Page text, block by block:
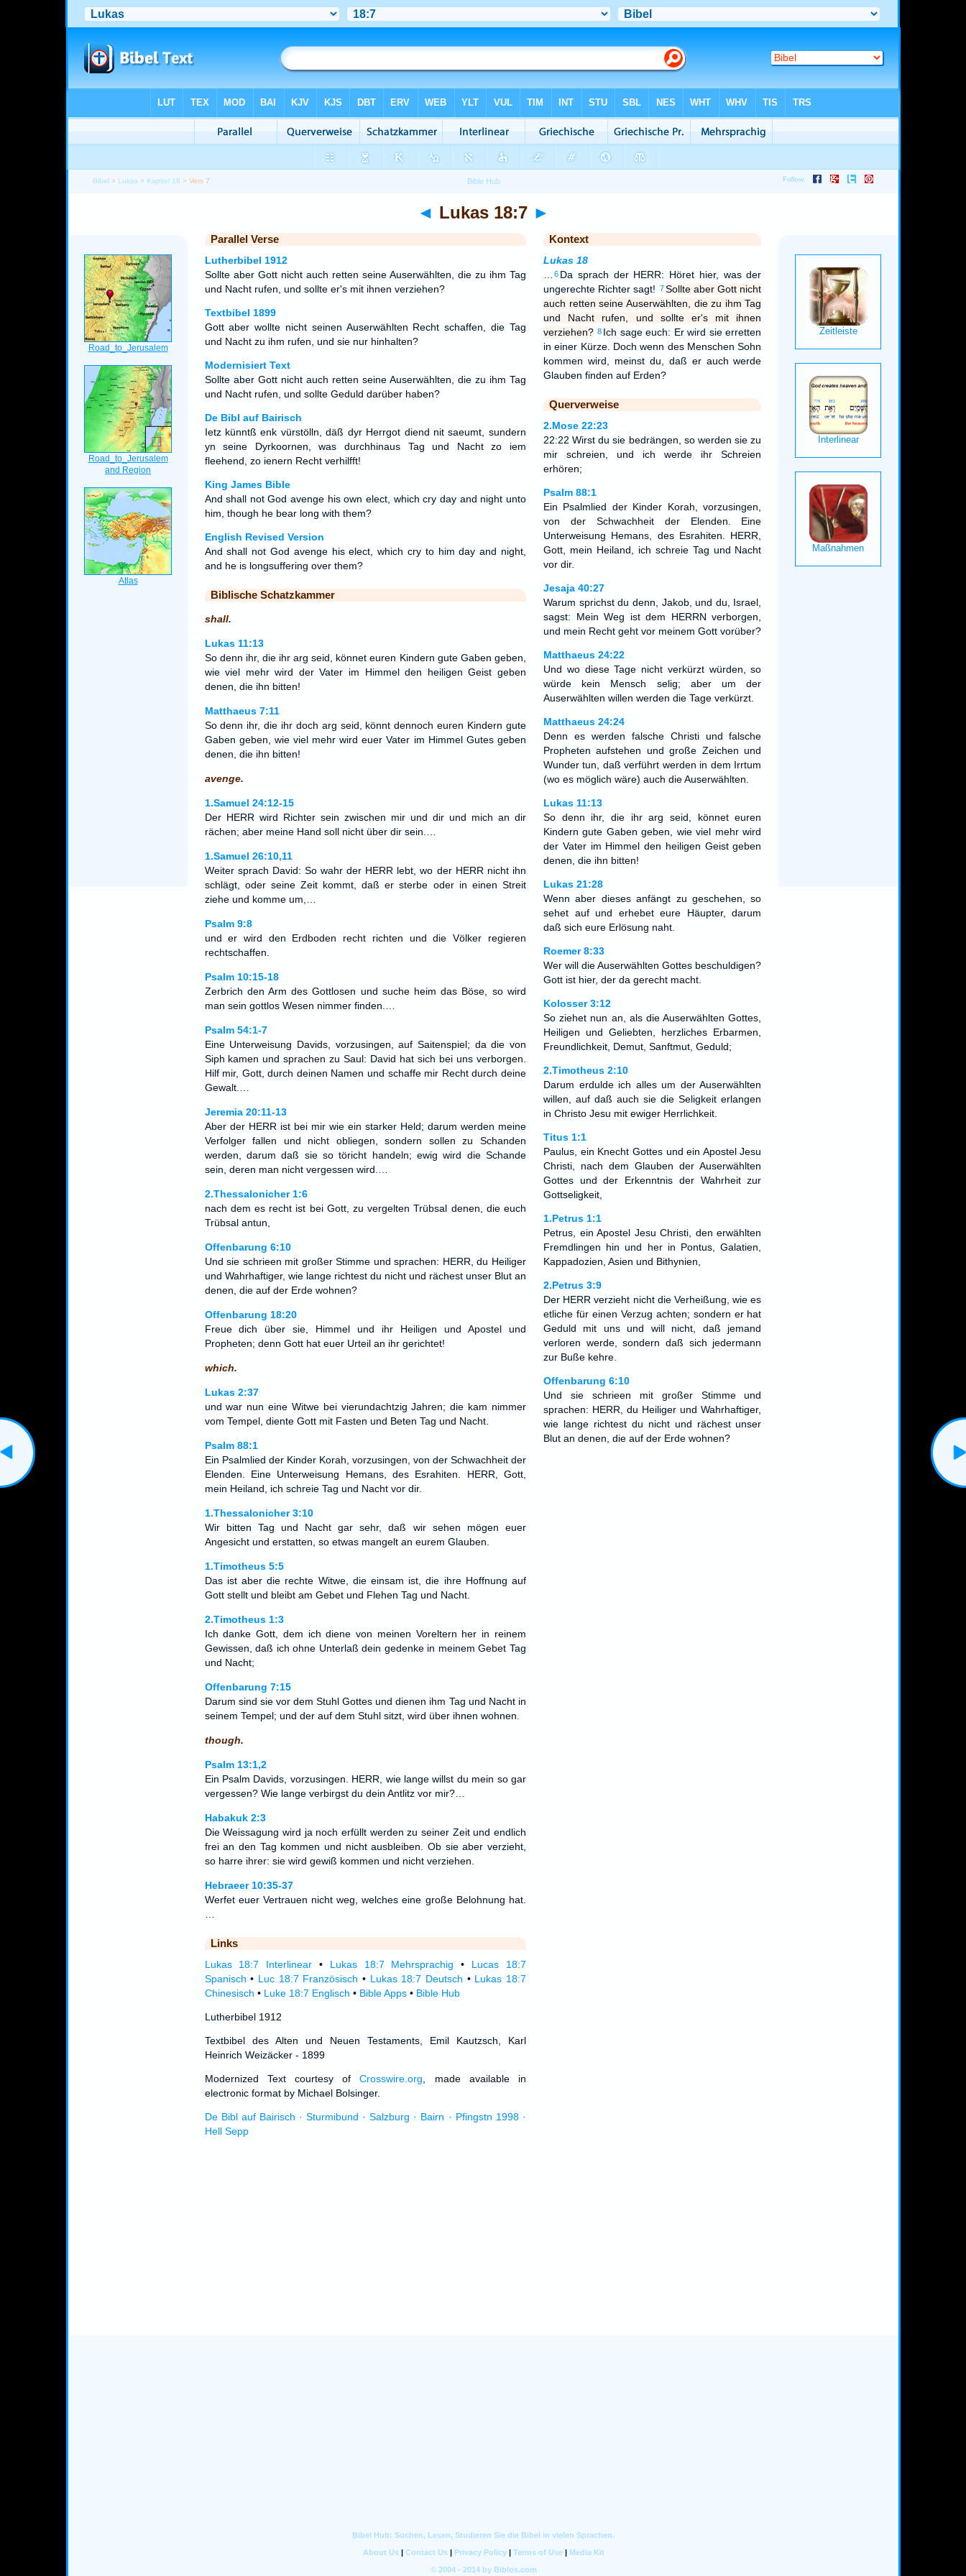
Bibel > Lukas > Kapitel 18 > Vers 7
◄ Lukas 18:7 ►
Parallel Verse
Lutherbibel 1912
Sollte aber Gott nicht auch retten seine Auserwählten, die zu ihm Tag
und Nacht rufen, und sollte er's mit ihnen verziehen?
Textbibel 1899
Gott aber wollte nicht seinen Auserwählten Recht schaffen, die Tag
und Nacht zu ihm rufen, und sie nur hinhalten?
Modernisiert Text
Sollte aber Gott nicht auch retten seine Auserwählten, die zu ihm Tag
und Nacht rufen, und sollte Geduld darüber haben?
De Bibl auf Bairisch
Ietz künntß enk vürstölln, däß dyr Herrgot diend nit saeumt, sundern
yn seine Dyrkoornen, was durchhinaus Tag und Nacht zo iem
fleehend, zo ienern Recht verhilfft!
King James Bible
And shall not God avenge his own elect, which cry day and night unto
him, though he bear long with them?
English Revised Version
And shall not God avenge his elect, which cry to him day and night,
and he is longsuffering over them?
Biblische Schatzkammer
shall.
Lukas 11:13
So denn ihr, die ihr arg seid, könnet euren Kindern gute Gaben geben,
wie viel mehr wird der Vater im Himmel den heiligen Geist geben
denen, die ihn bitten!
Matthaeus 7:11
So denn ihr, die ihr doch arg seid, könnt dennoch euren Kindern gute
Gaben geben, wie viel mehr wird euer Vater im Himmel Gutes geben
denen, die ihn bitten!
avenge.
1.Samuel 24:12-15
Der HERR wird Richter sein zwischen mir und dir und mich an dir
rächen; aber meine Hand soll nicht über dir sein.…
1.Samuel 26:10,11
Weiter sprach David: So wahr der HERR lebt, wo der HERR nicht ihn
schlägt, oder seine Zeit kommt, daß er sterbe oder in einen Streit
ziehe und komme um,…
Psalm 9:8
und er wird den Erdboden recht richten und die Völker regieren
rechtschaffen.
Psalm 10:15-18
Zerbrich den Arm des Gottlosen und suche heim das Böse, so wird
man sein gottlos Wesen nimmer finden.…
Psalm 54:1-7
Eine Unterweisung Davids, vorzusingen, auf Saitenspiel; da die von
Siph kamen und sprachen zu Saul: David hat sich bei uns verborgen.
Hilf mir, Gott, durch deinen Namen und schaffe mir Recht durch deine
Gewalt.…
Jeremia 20:11-13
Aber der HERR ist bei mir wie ein starker Held; darum werden meine
Verfolger fallen und nicht obliegen, sondern sollen zu Schanden
werden, darum daß sie so töricht handeln; ewig wird die Schande
sein, deren man nicht vergessen wird.…
2.Thessalonicher 1:6
nach dem es recht ist bei Gott, zu vergelten Trübsal denen, die euch
Trübsal antun,
Offenbarung 6:10
Und sie schrieen mit großer Stimme und sprachen: HERR, du Heiliger
und Wahrhaftiger, wie lange richtest du nicht und rächest unser Blut an
denen, die auf der Erde wohnen?
Offenbarung 18:20
Freue dich über sie, Himmel und ihr Heiligen und Apostel und
Propheten; denn Gott hat euer Urteil an ihr gerichtet!
which.
Lukas 2:37
und war nun eine Witwe bei vierundachtzig Jahren; die kam nimmer
vom Tempel, diente Gott mit Fasten und Beten Tag und Nacht.
Psalm 88:1
Ein Psalmlied der Kinder Korah, vorzusingen, von der Schwachheit der
Elenden. Eine Unterweisung Hemans, des Esrahiten. HERR, Gott,
mein Heiland, ich schreie Tag und Nacht vor dir.
1.Thessalonicher 3:10
Wir bitten Tag und Nacht gar sehr, daß wir sehen mögen euer
Angesicht und erstatten, so etwas mangelt an eurem Glauben.
1.Timotheus 5:5
Das ist aber die rechte Witwe, die einsam ist, die ihre Hoffnung auf
Gott stellt und bleibt am Gebet und Flehen Tag und Nacht.
2.Timotheus 1:3
Ich danke Gott, dem ich diene von meinen Voreltern her in reinem
Gewissen, daß ich ohne Unterlaß dein gedenke in meinem Gebet Tag
und Nacht;
Offenbarung 7:15
Darum sind sie vor dem Stuhl Gottes und dienen ihm Tag und Nacht in
seinem Tempel; und der auf dem Stuhl sitzt, wird über ihnen wohnen.
though.
Psalm 13:1,2
Ein Psalm Davids, vorzusingen. HERR, wie lange willst du mein so gar
vergessen? Wie lange verbirgst du dein Antlitz vor mir?…
Habakuk 2:3
Die Weissagung wird ja noch erfüllt werden zu seiner Zeit und endlich
frei an den Tag kommen und nicht ausbleiben. Ob sie aber verzieht,
so harre ihrer: sie wird gewiß kommen und nicht verziehen.
Hebraeer 10:35-37
Werfet euer Vertrauen nicht weg, welches eine große Belohnung hat.
Links
Lukas 18:7 Interlinear • Lukas 18:7 Mehrsprachig • Lucas 18:7
Spanisch • Luc 18:7 Französisch • Lukas 18:7 Deutsch • Lukas 18:7
Chinesisch • Luke 18:7 Englisch • Bible Apps• Bible Hub
Lutherbibel 1912
Textbibel des Alten und Neuen Testaments, Emil Kautzsch, Karl
Heinrich Weizäcker - 1899
Modernized Text courtesy ofCrosswire.org , made available in
electronic format by Michael Bolsinger.
De Bibl auf Bairisch · Sturmibund · Salzburg · Bairn · Pfingstn 1998 ·
Hell Sepp
Kontext
Lukas 18
6 Da sprach der HERR: Höret hier, was der
ungerechte Richter sagt! 7Sollte aber Gott nicht
auch retten seine Auserwählten, die zu ihm Tag
und Nacht rufen, und sollte er's mit ihnen
verziehen? 8 Ich sage euch: Er wird sie erretten
in einer Kürze. Doch wenn des Menschen Sohn
kommen wird, meinst du, daß er auch werde
Glauben finden auf Erden?
Querverweise
2.Mose 22:23
22:22 Wirst du sie bedrängen, so werden sie zu
mir schreien, und ich werde ihr Schreien
erhören;
Psalm 88:1
Ein Psalmlied der Kinder Korah, vorzusingen,
von der Schwachheit der Elenden. Eine
Unterweisung Hemans, des Esrahiten. HERR,
Gott, mein Heiland, ich schreie Tag und Nacht
vor dir.
Jesaja 40:27
Warum sprichst du denn, Jakob, und du, Israel,
sagst: Mein Weg ist dem HERRN verborgen,
und mein Recht geht vor meinem Gott vorüber?
Matthaeus 24:22
Und wo diese Tage nicht verkürzt würden, so
würde kein Mensch selig; aber um der
Auserwählten willen werden die Tage verkürzt.
Matthaeus 24:24
Denn es werden falsche Christi und falsche
Propheten aufstehen und große Zeichen und
Wunder tun, daß verführt werden in dem Irrtum
(wo es möglich wäre) auch die Auserwählten.
Lukas 11:13
So denn ihr, die ihr arg seid, könnet euren
Kindern gute Gaben geben, wie viel mehr wird
der Vater im Himmel den heiligen Geist geben
denen, die ihn bitten!
Lukas 21:28
Wenn aber dieses anfängt zu geschehen, so
sehet auf und erhebet eure Häupter, darum
daß sich eure Erlösung naht.
Roemer 8:33
Wer will die Auserwählten Gottes beschuldigen?
Gott ist hier, der da gerecht macht.
Kolosser 3:12
So ziehet nun an, als die Auserwählten Gottes,
Heiligen und Geliebten, herzliches Erbarmen,
Freundlichkeit, Demut, Sanftmut, Geduld;
2.Timotheus 2:10
Darum erdulde ich alles um der Auserwählten
willen, auf daß auch sie die Seligkeit erlangen
in Christo Jesu mit ewiger Herrlichkeit.
Titus 1:1
Paulus, ein Knecht Gottes und ein Apostel Jesu
Christi, nach dem Glauben der Auserwählten
Gottes und der Erkenntnis der Wahrheit zur
Gottseligkeit,
1.Petrus 1:1
Petrus, ein Apostel Jesu Christi, den erwählten
Fremdlingen hin und her in Pontus, Galatien,
Kappadozien, Asien und Bithynien,
2.Petrus 3:9
Der HERR verzieht nicht die Verheißung, wie es
etliche für einen Verzug achten; sondern er hat
Geduld mit uns und will nicht, daß jemand
verloren werde, sondern daß sich jedermann
zur Buße kehre.
Offenbarung 6:10
Und sie schrieen mit großer Stimme und
sprachen: HERR, du Heiliger und Wahrhaftiger,
wie lange richtest du nicht und rächest unser
Blut an denen, die auf der Erde wohnen?